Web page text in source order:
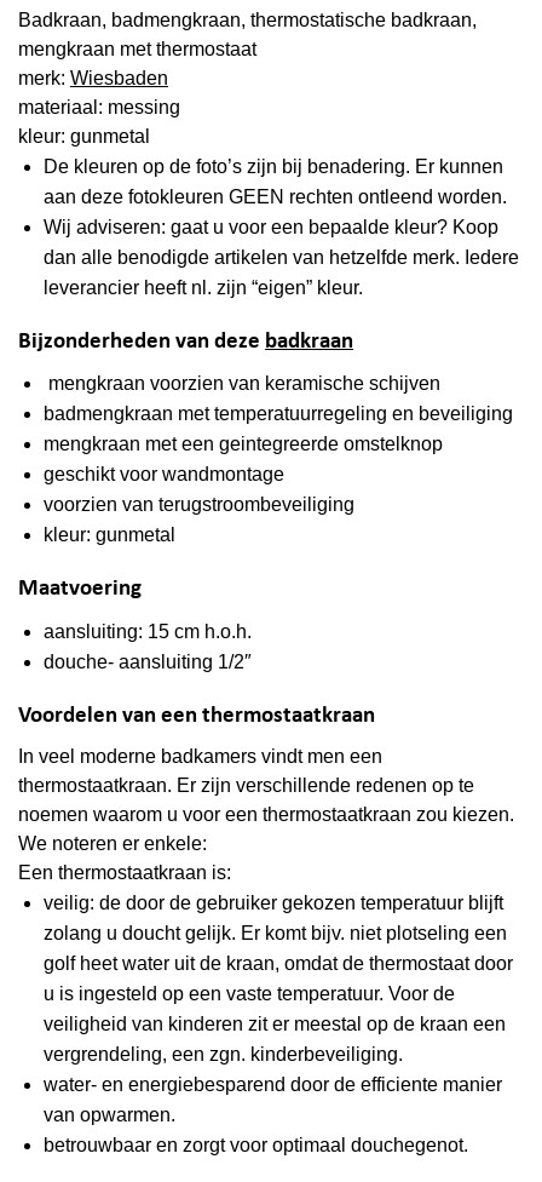
Badkraan, badmengkraan, thermostatische badkraan,
mengkraan met thermostaat
merk: Wiesbaden
materiaal: messing
kleur: gunmetal
De kleuren op de foto’s zijn bij benadering. Er kunnen
aan deze fotokleuren GEEN rechten ontleend worden.
Wij adviseren: gaat u voor een bepaalde kleur? Koop
dan alle benodigde artikelen van hetzelfde merk. Iedere
leverancier heeft nl. zijn “eigen” kleur.
Bijzonderheden van deze badkraan
mengkraan voorzien van keramische schijven
badmengkraan met temperatuurregeling en beveiliging
mengkraan met een geintegreerde omstelknop
geschikt voor wandmontage
voorzien van terugstroombeveiliging
kleur: gunmetal
Maatvoering
aansluiting: 15 cm h.o.h.
douche- aansluiting 1/2″
Voordelen van een thermostaatkraan
In veel moderne badkamers vindt men een
thermostaatkraan. Er zijn verschillende redenen op te
noemen waarom u voor een thermostaatkraan zou kiezen.
We noteren er enkele:
Een thermostaatkraan is:
veilig: de door de gebruiker gekozen temperatuur blijft
zolang u doucht gelijk. Er komt bijv. niet plotseling een
golf heet water uit de kraan, omdat de thermostaat door
u is ingesteld op een vaste temperatuur. Voor de
veiligheid van kinderen zit er meestal op de kraan een
vergrendeling, een zgn. kinderbeveiliging.
water- en energiebesparend door de efficiente manier
van opwarmen.
betrouwbaar en zorgt voor optimaal douchegenot.